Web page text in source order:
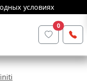
условиях
0